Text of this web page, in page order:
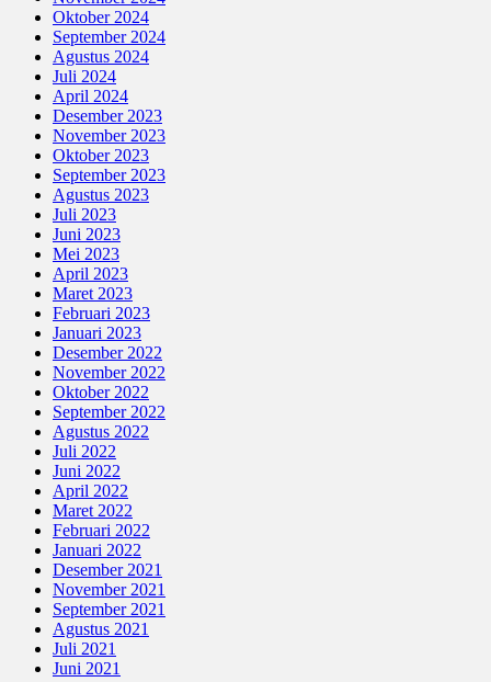
Oktober 2024
September 2024
Agustus 2024
Juli 2024
April 2024
Desember 2023
November 2023
Oktober 2023
September 2023
Agustus 2023
Juli 2023
Juni 2023
Mei 2023
April 2023
Maret 2023
Februari 2023
Januari 2023
Desember 2022
November 2022
Oktober 2022
September 2022
Agustus 2022
Juli 2022
Juni 2022
April 2022
Maret 2022
Februari 2022
Januari 2022
Desember 2021
November 2021
September 2021
Agustus 2021
Juli 2021
Juni 2021